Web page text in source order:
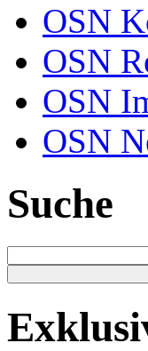
OSN
OSN
OSN
OSN
Suche